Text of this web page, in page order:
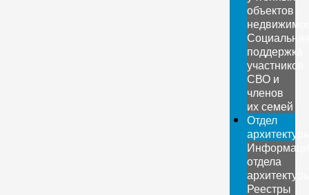
объектов
поддержка
участников
СВО и
членов
их семей
Отдел
отдела
Реестры